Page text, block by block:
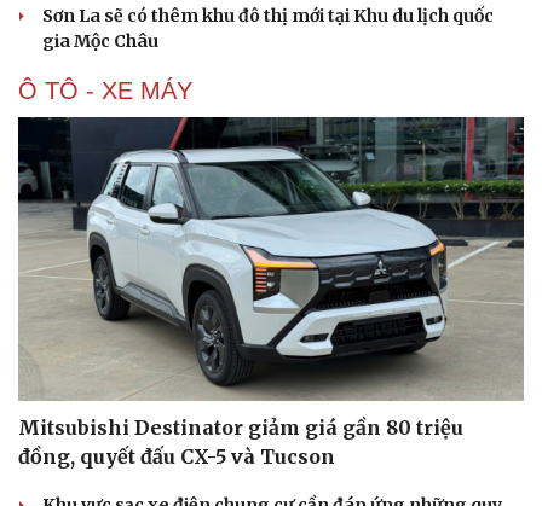
Sơn La sẽ có thêm khu đô thị mới tại Khu du lịch quốc
gia Mộc Châu
Ô TÔ - XE MÁY
Mitsubishi Destinator giảm giá gần 80 triệu
đồng, quyết đấu CX-5 và Tucson